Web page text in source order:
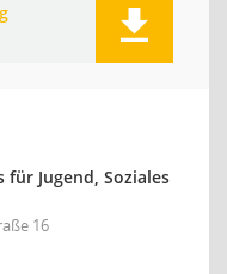
Jugend, Soziales
16